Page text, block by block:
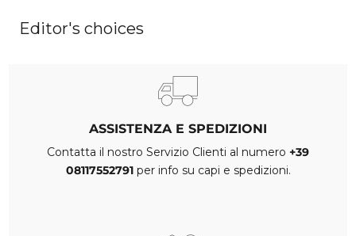
Editor's choices
ASSISTENZA E SPEDIZIONI
Contatta il nostro Servizio Clienti al numero +39
08117552791 per info su capi e spedizioni.